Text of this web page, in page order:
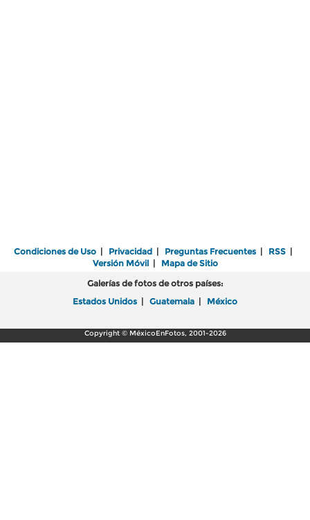
Condiciones de Uso | Privacidad | Preguntas Frecuentes | RSS |
Versión Móvil| Mapa de Sitio
Galerías de fotos de otros países:
Estados Unidos | Guatemala | México
Copyright © MéxicoEnFotos, 2001-2026